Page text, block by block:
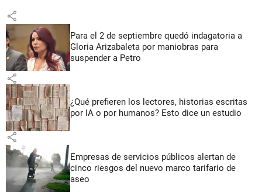
share
Para el 2 de septiembre quedó indagatoria a
Gloria Arizabaleta por maniobras para
suspender a Petro
share
¿Qué prefieren los lectores, historias escritas
por IA o por humanos? Esto dice un estudio
share
Empresas de servicios públicos alertan de
cinco riesgos del nuevo marco tarifario de
aseo